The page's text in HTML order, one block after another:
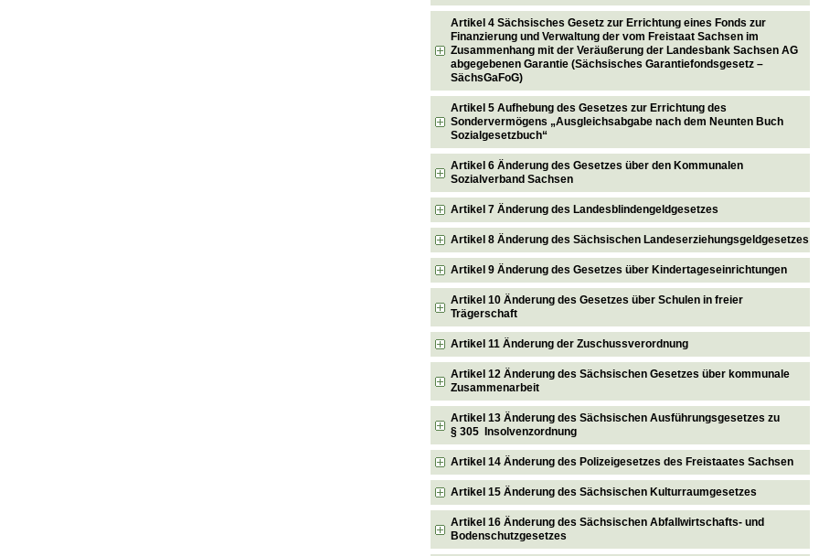
Artikel 4 Sächsisches Gesetz zur Errichtung eines Fonds zur
Finanzierung und Verwaltung der vom Freistaat Sachsen im
Zusammenhang mit der Veräußerung der Landesbank Sachsen AG
abgegebenen Garantie (Sächsisches Garantiefondsgesetz –
SächsGaFoG)
Artikel 5 Aufhebung des Gesetzes zur Errichtung des
Sondervermögens „Ausgleichsabgabe nach dem Neunten Buch
Sozialgesetzbuch“
Artikel 6 Änderung des Gesetzes über den Kommunalen
Sozialverband Sachsen
Artikel 7 Änderung des Landesblindengeldgesetzes
Artikel 8 Änderung des Sächsischen Landeserziehungsgeldgesetzes
Artikel 9 Änderung des Gesetzes über Kindertageseinrichtungen
Artikel 10 Änderung des Gesetzes über Schulen in freier
Trägerschaft
Artikel 11 Änderung der Zuschussverordnung
Artikel 12 Änderung des Sächsischen Gesetzes über kommunale
Zusammenarbeit
Artikel 13 Änderung des Sächsischen Ausführungsgesetzes zu
§ 305 Insolvenzordnung
Artikel 14 Änderung des Polizeigesetzes des Freistaates Sachsen
Artikel 15 Änderung des Sächsischen Kulturraumgesetzes
Artikel 16 Änderung des Sächsischen Abfallwirtschafts- und
Bodenschutzgesetzes